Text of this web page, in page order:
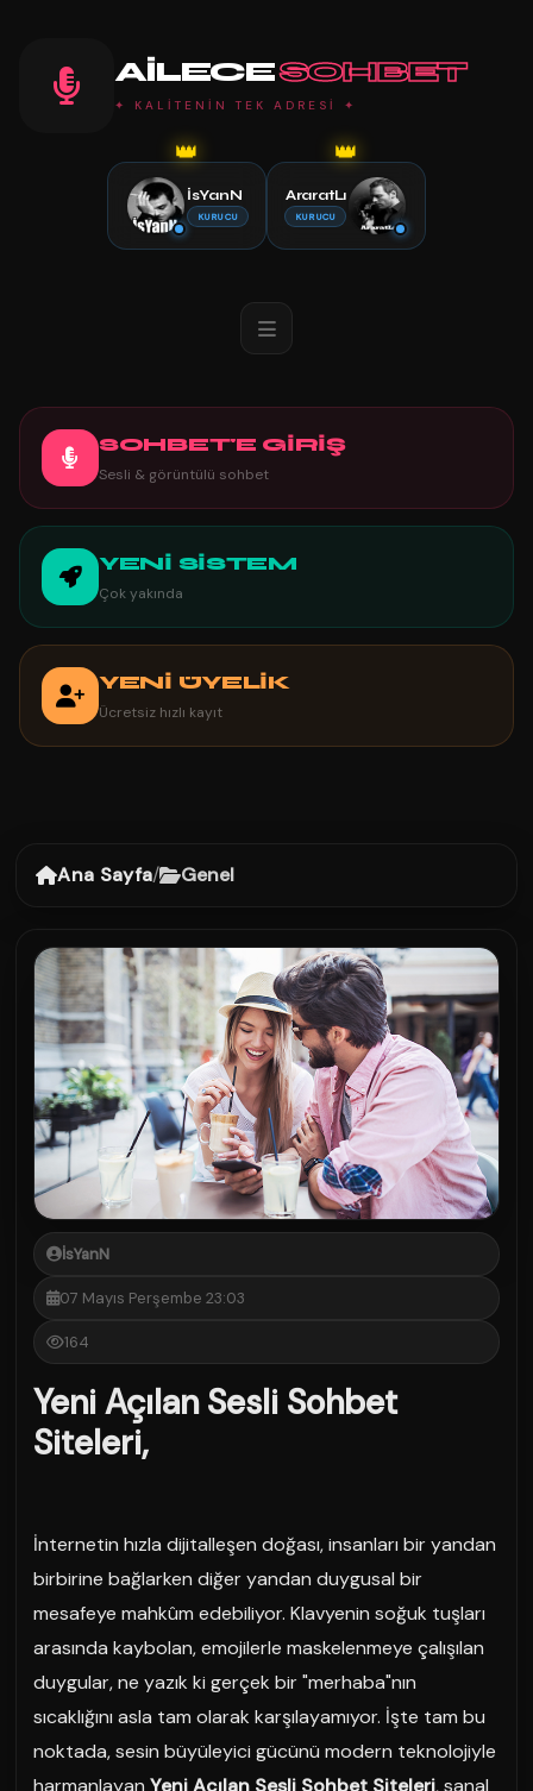
AILECESOHBET
✦ KALİTENİN TEK ADRESİ ✦
👑
İsYanN
KURUCU
👑
AraratLı
KURUCU
SOHBET'E GİRİŞ
Sesli & görüntülü sohbet
YENİ SİSTEM
Çok yakında
YENİ ÜYELİK
Ücretsiz hızlı kayıt
Ana Sayfa/ Genel
İsYanN
07 Mayıs Perşembe 23:03
164
Yeni Açılan Sesli Sohbet
Siteleri,
İnternetin hızla dijitalleşen doğası, insanları bir yandan
birbirine bağlarken diğer yandan duygusal bir
mesafeye mahkûm edebiliyor. Klavyenin soğuk tuşları
arasında kaybolan, emojilerle maskelenmeye çalışılan
duygular, ne yazık ki gerçek bir "merhaba"nın
sıcaklığını asla tam olarak karşılayamıyor. İşte tam bu
noktada, sesin büyüleyici gücünü modern teknolojiyle
harmanlayan Yeni Açılan Sesli Sohbet Siteleri, sanal